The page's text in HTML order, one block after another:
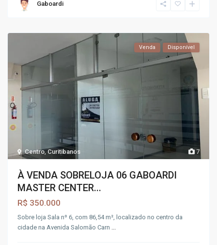
Gaboardi
7
Centro Curitibanos
Venda Disponível
À VENDA SOBRELOJA 06 GABOARDI
MASTER CENTER...
R$ 350.000
Sobre loja Sala nº 6, com 86,54 m², localizado no centro da
cidade na Avenida Salomão Carn